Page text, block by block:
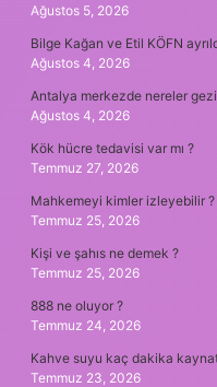
Ağustos 5, 2026
Bilge Kağan ve Etil KÖFN
Ağustos 4, 2026
Antalya merkezde nereler
Ağustos 4, 2026
Kök hücre tedavisi var mı ?
Temmuz 27, 2026
Mahkemeyi kimler izleyebilir ?
Temmuz 25, 2026
Kişi ve şahıs ne demek ?
Temmuz 25, 2026
888 ne oluyor ?
Temmuz 24, 2026
Kahve suyu kaç dakika
Temmuz 23, 2026